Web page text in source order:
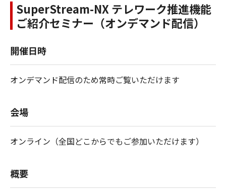
SuperStream-NX テレワーク推進機能
ご紹介セミナー（オンデマンド配信）
開催日時
オンデマンド配信のため常時ご覧いただけます
会場
オンライン（全国どこからでもご参加いただけます）
概要